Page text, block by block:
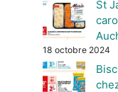
St
18 octobre 2024